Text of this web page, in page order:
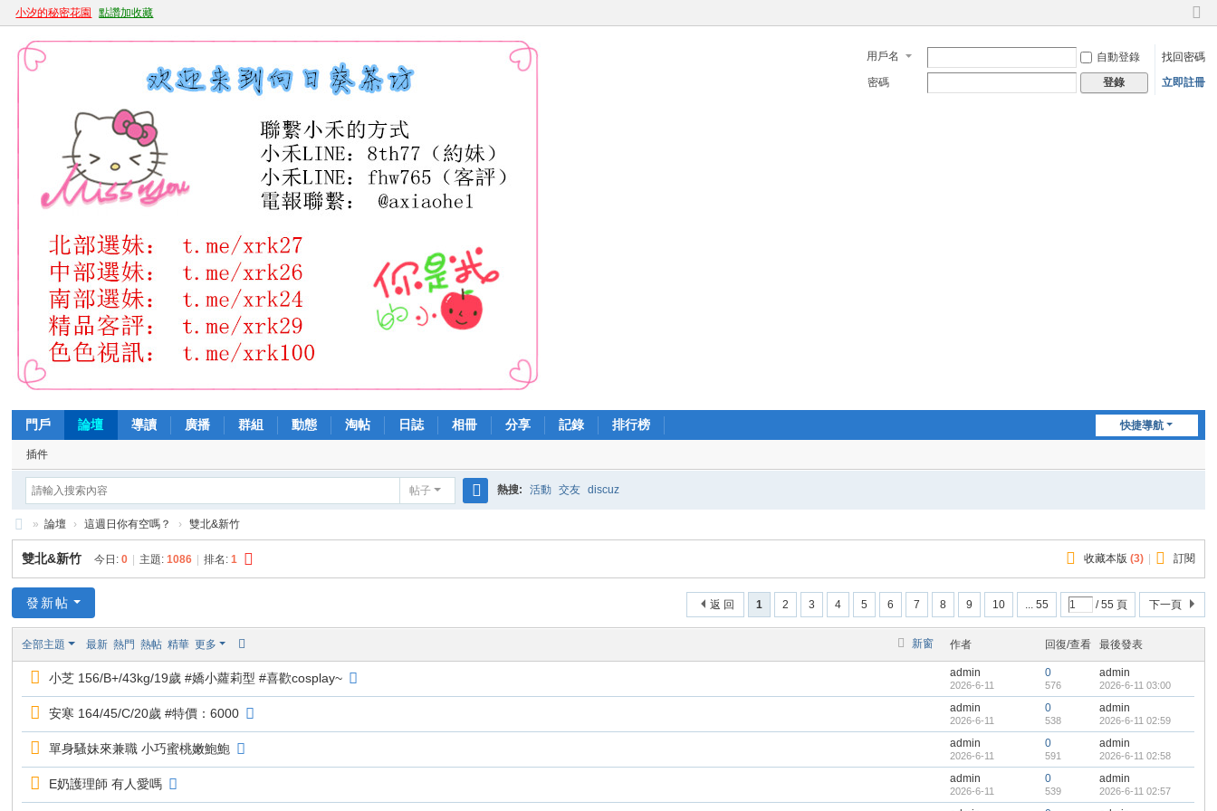
小汐的秘密花園 點讚加收藏
切
到
窄
用戶名 自動登錄
找回密碼
密碼
登錄 立即註冊
快捷導航
門戶 論壇 導讀 廣播 群組 動態 淘帖 日誌 相冊 分享 記錄 排行榜
插件
帖子
索
熱搜: 活動 交友 discuz
向
日
葵
茶
N
» 論壇 › 這週日你有空嗎？ › 雙北&新竹
收藏本版 (3) 訂閱
雙北&新竹 今日:0 主題:1086 排名:1
1 2 3 4 5 6 7 8 9 10 ... 55 / 55 頁 下一頁
返 回
發新帖
新窗
全部主題 最新 熱門 熱帖 精華 更多 作者 回復/查看 最後發表
小芝 156/B+/43kg/19歲 #嬌小蘿莉型 #喜歡cosplay~ admin
2026-6-11
0
576
admin
2026-6-11 03:00
安寒 164/45/C/20歲 #特價：6000 admin
2026-6-11
0
538
admin
2026-6-11 02:59
單身騷妹來兼職 小巧蜜桃嫩鮑鮑 admin
2026-6-11
0
591
admin
2026-6-11 02:58
E奶護理師 有人愛嗎 admin
2026-6-11
0
539
admin
2026-6-11 02:57